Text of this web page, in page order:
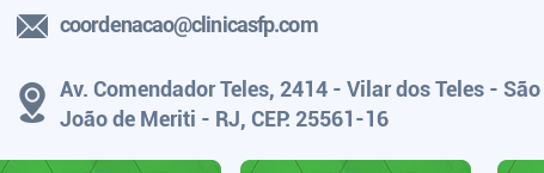
coordenacao@clinicasfp.com
Av. Comendador Teles, 2414 - Vilar dos Teles - São
João de Meriti - RJ, CEP: 25561-16